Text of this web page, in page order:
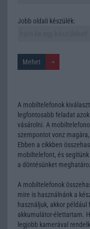
Jobb oldali készülék:
A mobiltelefonok
legfontosabb feladat
vásárolni. A
szempontot vonz
Ebben a cikkben
mobiltelefont, és
a döntésünket
A mobiltelefonok
mire is használnánk a
használjuk, akkor
akkumulátor-élettartam.
legjobb kamerával